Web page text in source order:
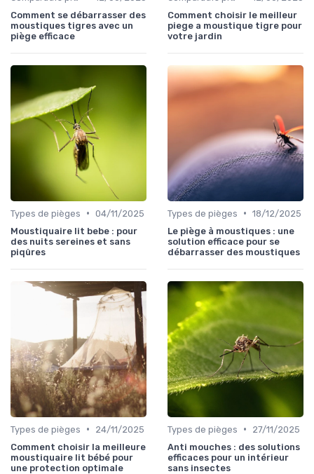
Comment se débarrasser des
moustiques tigres avec un
piège efficace
Comment choisir le meilleur
piege a moustique tigre pour
votre jardin
Types de pièges • 04/11/2025
Moustiquaire lit bebe : pour
des nuits sereines et sans
piqûres
Types de pièges • 18/12/2025
Le piège à moustiques : une
solution efficace pour se
débarrasser des moustiques
Types de pièges •
24/11/2025
Comment choisir la meilleure
moustiquaire lit bébé pour
une protection optimale
Types de pièges •
27/11/2025
Anti mouches : des solutions
efficaces pour un intérieur
sans insectes